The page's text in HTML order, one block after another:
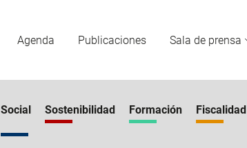
Agenda Publicaciones Sala de prensa
Social Sostenibilidad Formación Fiscalidad